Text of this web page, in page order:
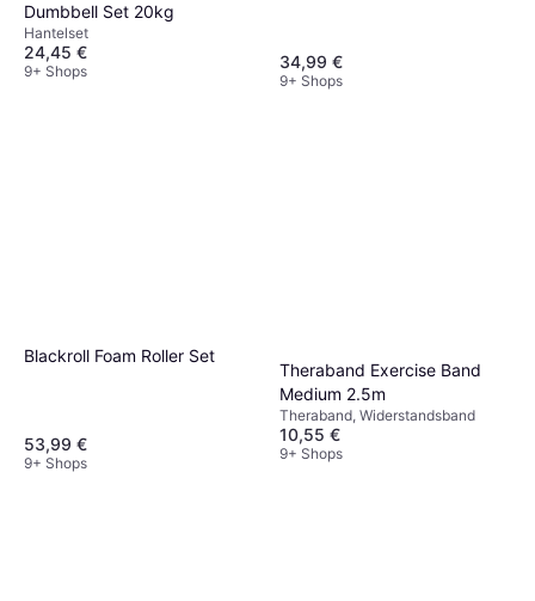
Dumbbell Set 20kg
Hantelset
24,45 €
9+ Shops 34,99 €
9+ Shops
Blackroll Foam Roller Set
53,99 €
9+ Shops
Theraband Exercise Band
Medium 2.5m
Theraband, Widerstandsband
10,55 €
9+ Shops